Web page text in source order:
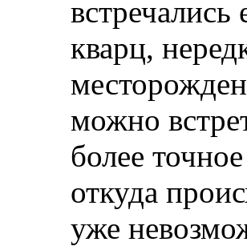
кварц,
можно
более
откуда
уже